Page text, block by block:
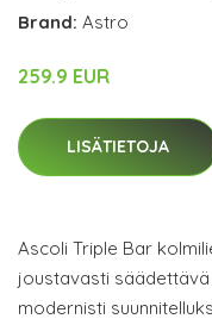
Brand: Astro
259.9 EUR
LISÄTIETOJA
Ascoli Triple Bar
joustavasti
modernisti